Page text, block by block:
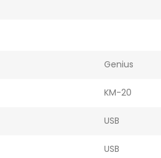
Genius
KM-20
USB
USB